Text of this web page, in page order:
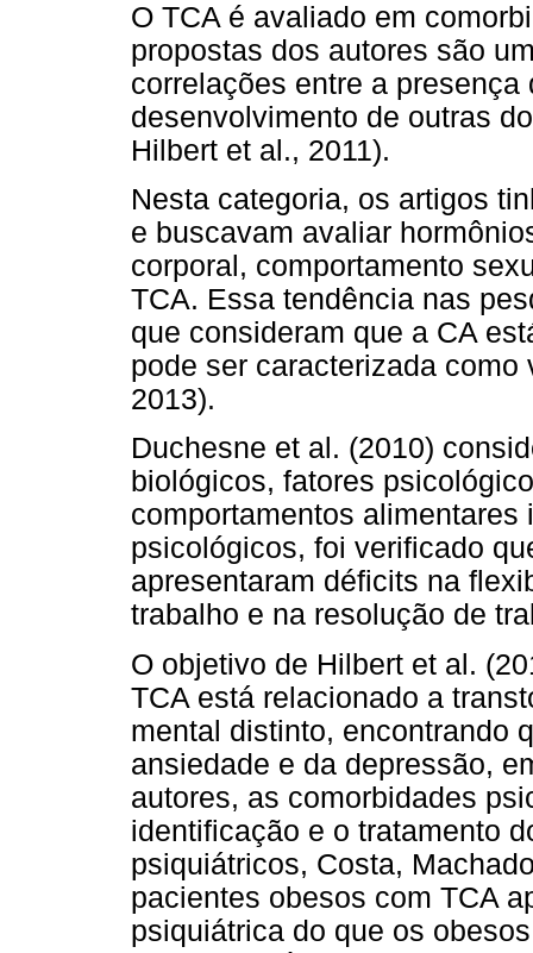
O TCA é avaliado em
propostas dos autores são
correlações entre a
desenvolvimento de outras
Hilbert et al., 2011).
Nesta categoria, os artigos
e buscavam avaliar
corporal, comportamento
TCA. Essa tendência nas
que consideram que a CA
pode ser caracterizada
2013).
Duchesne et al. (2010)
biológicos, fatores
comportamentos
psicológicos, foi verificado
apresentaram déficits na
trabalho e na resolução de
O objetivo de Hilbert et al.
TCA está relacionado a
mental distinto, encontrando
ansiedade e da depressão,
autores, as comorbidades
identificação e o tratamento
psiquiátricos, Costa,
pacientes obesos com TCA
psiquiátrica do que os